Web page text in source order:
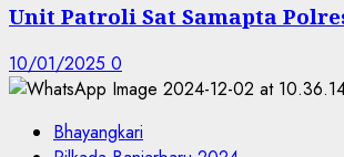
Unit Patroli Sat Samapta
10/01/2025 0
Bhayangkari